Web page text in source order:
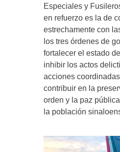
Especiales y
en refuerzo es la de
estrechamente con
los tres órdenes de
fortalecer el estado
inhibir los actos
acciones
contribuir en la
orden y la paz
la población